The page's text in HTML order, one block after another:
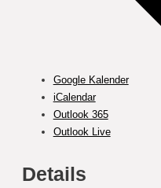
Google Kalender
iCalendar
Outlook 365
Outlook Live
Details